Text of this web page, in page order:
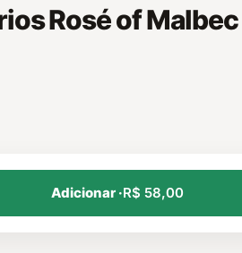
Rosé of
Adicionar ·R$ 58,00